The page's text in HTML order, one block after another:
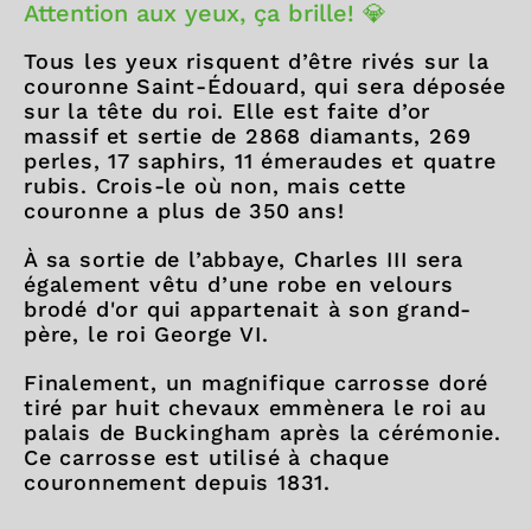
Attention aux yeux, ça brille! 💎
Tous les yeux risquent d’être rivés sur la
couronne Saint-Édouard, qui sera déposée
sur la tête du roi. Elle est faite d’or
massif et sertie de 2868 diamants, 269
perles, 17 saphirs, 11 émeraudes et quatre
rubis. Crois-le où non, mais cette
couronne a plus de 350 ans!
À sa sortie de l’abbaye, Charles III sera
également vêtu d’une robe en velours
brodé d'or qui appartenait à son grand-
père, le roi George VI.
Finalement, un magnifique carrosse doré
tiré par huit chevaux emmènera le roi au
palais de Buckingham après la cérémonie.
Ce carrosse est utilisé à chaque
couronnement depuis 1831.